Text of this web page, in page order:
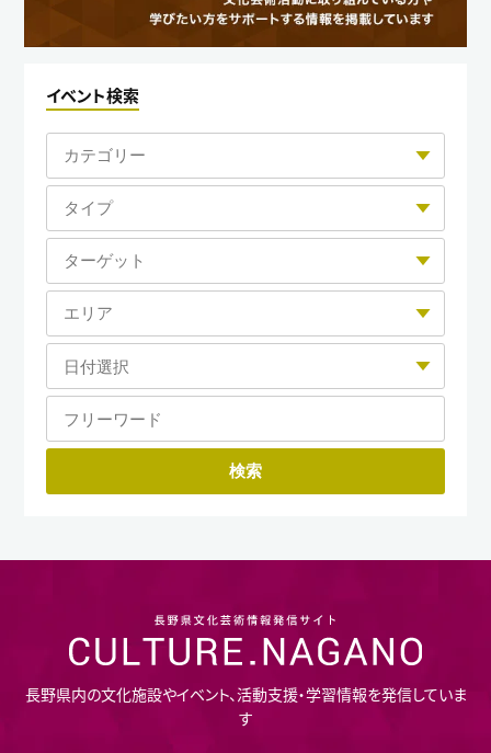
イベント検索
長野県内の文化施設やイベント、活動支援・学習情報を発信していま
す